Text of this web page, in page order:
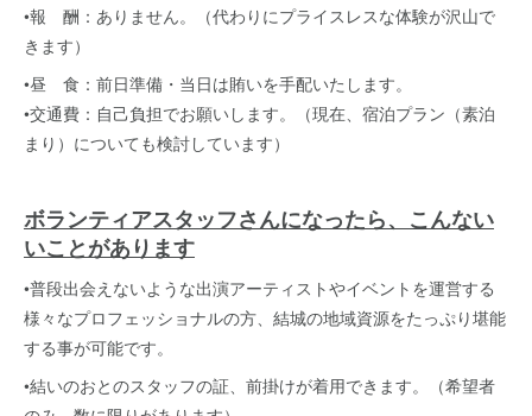
•報 酬：ありません。（代わりにプライスレスな体験が沢山で
きます）
•昼 食：前日準備・当日は賄いを手配いたします。
•交通費：自己負担でお願いします。（現在、宿泊プラン（素泊
まり）についても検討しています）
ボランティアスタッフさんになったら、こんない
いことがあります
•普段出会えないような出演アーティストやイベントを運営する
様々なプロフェッショナルの方、結城の地域資源をたっぷり堪能
する事が可能です。
•結いのおとのスタッフの証、前掛けが着用できます。（希望者